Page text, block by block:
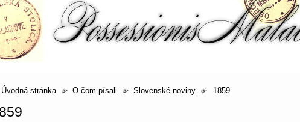
Úvodná stránka O čom písali Slovenské noviny 1859